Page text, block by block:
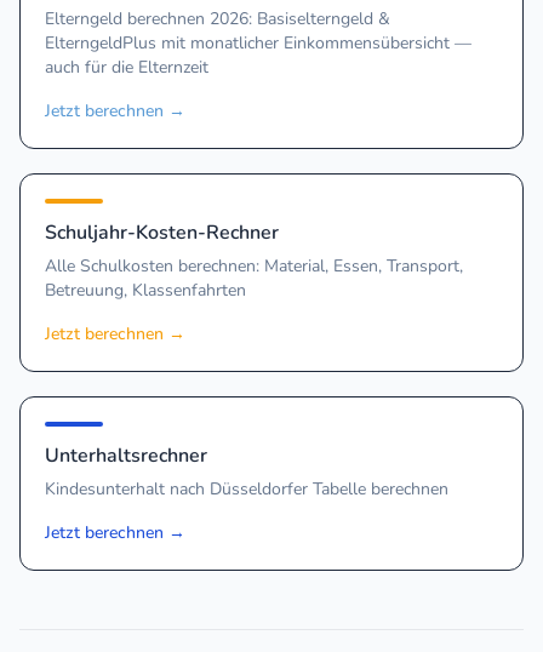
Elterngeld berechnen 2026: Basiselterngeld &
ElterngeldPlus mit monatlicher Einkommensübersicht —
auch für die Elternzeit
Jetzt berechnen →
Schuljahr-Kosten-Rechner
Alle Schulkosten berechnen: Material, Essen, Transport,
Betreuung, Klassenfahrten
Jetzt berechnen →
Unterhaltsrechner
Kindesunterhalt nach Düsseldorfer Tabelle berechnen
Jetzt berechnen →